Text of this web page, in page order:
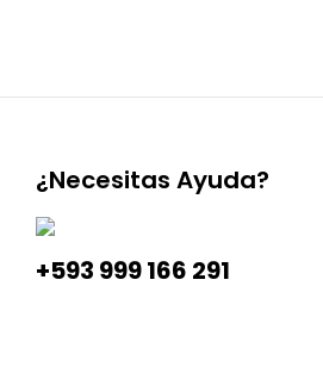
¿Necesitas Ayuda?
+593 999 166 291